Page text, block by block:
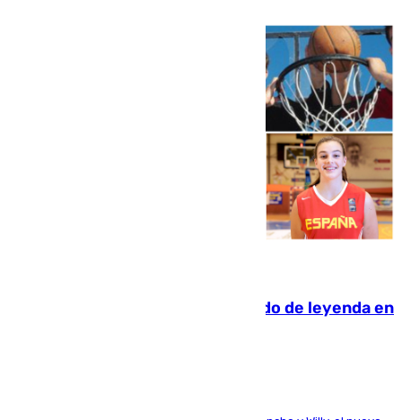
La familia Hernangómez: un legado de leyenda en